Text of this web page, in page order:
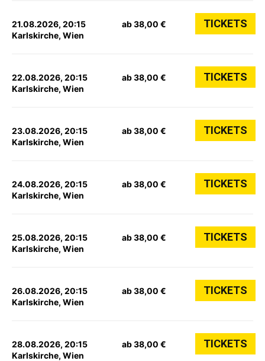
21.08.2026, 20:15
Karlskirche, Wien
ab 38,00 € TICKETS
22.08.2026, 20:15
Karlskirche, Wien
ab 38,00 € TICKETS
23.08.2026, 20:15
Karlskirche, Wien
ab 38,00 € TICKETS
24.08.2026, 20:15
Karlskirche, Wien
ab 38,00 € TICKETS
25.08.2026, 20:15
Karlskirche, Wien
ab 38,00 € TICKETS
26.08.2026, 20:15
Karlskirche, Wien
ab 38,00 € TICKETS
28.08.2026, 20:15
Karlskirche, Wien
ab 38,00 € TICKETS